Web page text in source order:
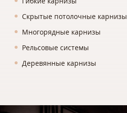
Скрытые потолочные карнизы
Многорядные карнизы
Рельсовые системы
Деревянные карнизы